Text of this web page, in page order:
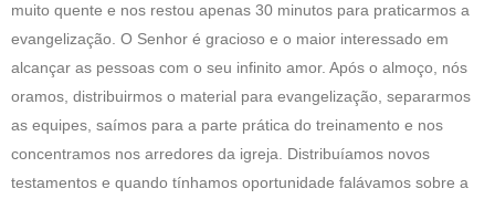
muito quente e nos restou apenas 30 minutos para praticarmos a
evangelização. O Senhor é gracioso e o maior interessado em
alcançar as pessoas com o seu infinito amor. Após o almoço, nós
oramos, distribuirmos o material para evangelização, separarmos
as equipes, saímos para a parte prática do treinamento e nos
concentramos nos arredores da igreja. Distribuíamos novos
testamentos e quando tínhamos oportunidade falávamos sobre a